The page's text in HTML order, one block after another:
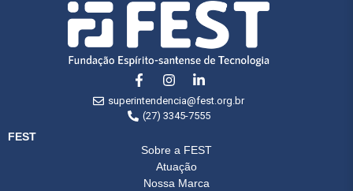
superintendencia@fest.org.br
(27) 3345-7555
FEST
Sobre a FEST
Atuação
Nossa Marca